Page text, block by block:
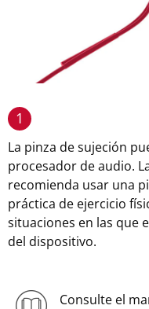
1
La pinza de sujeción
procesador de audio.
recomienda usar una
práctica de ejercicio
situaciones en las que
del dispositivo.
Consulte el